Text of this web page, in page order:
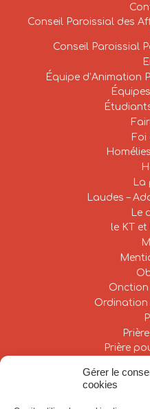
Gérer le
cookies
Conseil Paroissial des
Conseil Paroissial
Équipe d’Animation
Foi
Laudes –
Le
le KT et
Ordination
Prière